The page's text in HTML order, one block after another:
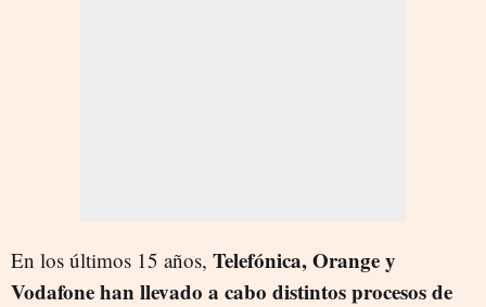
En los últimos 15 años, Telefónica, Orange y
Vodafone han llevado a cabo distintos procesos de